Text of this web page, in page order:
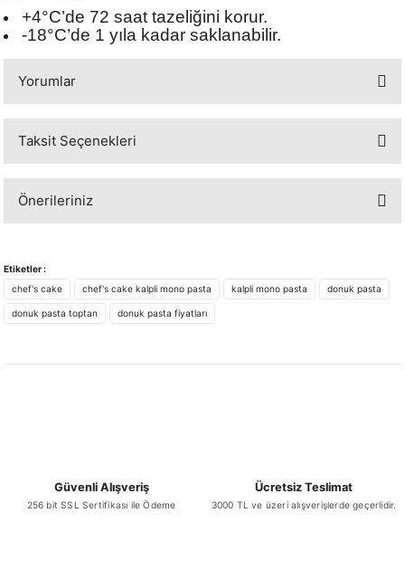
+4°C’de 72 saat tazeliğini korur.
-18°C’de 1 yıla kadar saklanabilir.
Yorumlar
Taksit Seçenekleri
Önerileriniz
iletebilirsiniz.
Görüş ve önerileriniz için teşekkür ederiz.
Ürün açıklamasında eksik bilgiler bulunuyor.
Etiketler :
chef's cake
chef's cake kalpli mono pasta kalpli mono pasta donuk pasta
donuk pasta toptan donuk pasta fiyatları
Güvenli Alışveriş
256 bit SSL Sertifikası ile Ödeme
Ücretsiz Teslimat
3000 TL ve üzeri alışverişlerde geçerlidir.